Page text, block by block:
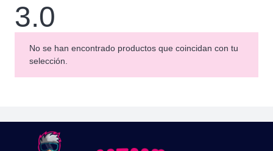
3.0
No se han encontrado productos que coincidan con tu
selección.